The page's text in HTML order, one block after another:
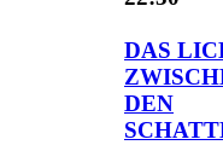
DAS
DEN